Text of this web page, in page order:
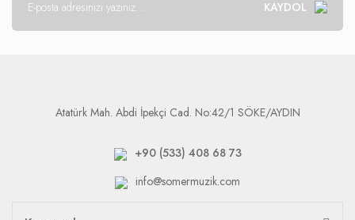
KAYDOL
Atatürk Mah. Abdi İpekçi Cad. No:42/1 SÖKE/AYDIN
+90 (533) 408 68 73
info@somermuzik.com